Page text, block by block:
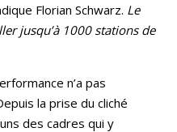
Florian Schwarz. Le
jusqu’à 1000 stations de
n’a pas
la prise du cliché
des cadres qui y